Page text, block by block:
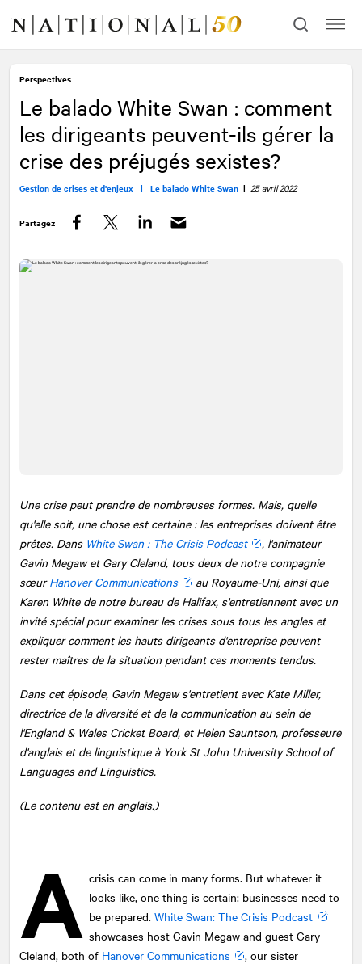
contenu
navigation
Perspectives
Le balado White Swan : comment
les dirigeants peuvent-ils gérer la
crise des préjugés sexistes?
Gestion de crises et d'enjeux | Le balado White Swan | 25 avril 2022
Partagez
Une crise peut prendre de nombreuses formes. Mais, quelle
qu'elle soit, une chose est certaine : les entreprises doivent être
prêtes. Dans White Swan : The Crisis Podcast
, l'animateur
Gavin Megaw et Gary Cleland, tous deux de notre compagnie
sœurHanover Communications
au Royaume-Uni, ainsi que
Karen White de notre bureau de Halifax, s'entretiennent avec un
invité spécial pour examiner les crises sous tous les angles et
expliquer comment les hauts dirigeants d'entreprise peuvent
rester maîtres de la situation pendant ces moments tendus.
Dans cet épisode, Gavin Megaw s'entretient avec Kate Miller,
directrice de la diversité et de la communication au sein de
l'England & Wales Cricket Board, et Helen Sauntson, professeure
d'anglais et de linguistique à York St John University School of
Languages and Linguistics.
(Le contenu est en anglais.)
———
A crisis can come in many forms. But whatever it
looks like, one thing is certain: businesses need to
be prepared.White Swan: The Crisis Podcast
showcases host Gavin Megaw and guest Gary
Cleland, both of Hanover Communications
, our sister